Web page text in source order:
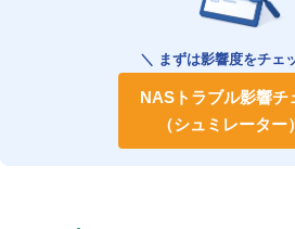
＼ まずは影響度をチェ
NASトラブル影響チ
（シュミレーター